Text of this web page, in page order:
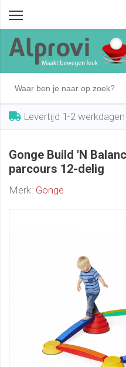
Levertijd 1-2 werkdagen
Gonge Build 'N
parcours 12-delig
Merk: Gonge
€ 319,50